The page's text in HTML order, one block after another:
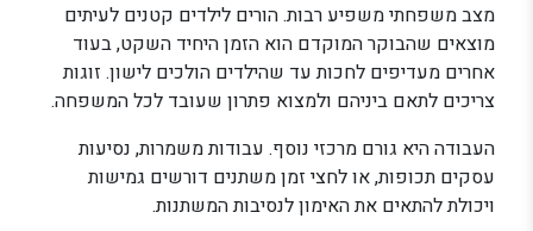
מצב משפחתי משפיע רבות. הורים לילדים קטנים לעיתים
מוצאים שהבוקר המוקדם הוא הזמן היחיד השקט, בעוד
אחרים מעדיפים לחכות עד שהילדים הולכים לישון. זוגות
צריכים לתאם ביניהם ולמצוא פתרון שעובד לכל המשפחה.
העבודה היא גורם מרכזי נוסף. עבודות משמרות, נסיעות
עסקים תכופות, או לחצי זמן משתנים דורשים גמישות
ויכולת להתאים את האימון לנסיבות המשתנות.